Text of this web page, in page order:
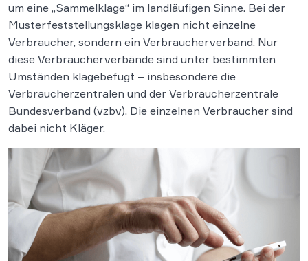
um eine „Sammelklage“ im landläufigen Sinne. Bei der
Musterfeststellungsklage klagen nicht einzelne
Verbraucher, sondern ein Verbraucherverband. Nur
diese Verbraucherverbände sind unter bestimmten
Umständen klagebefugt – insbesondere die
Verbraucherzentralen und der Verbraucherzentrale
Bundesverband (vzbv). Die einzelnen Verbraucher sind
dabei nicht Kläger.